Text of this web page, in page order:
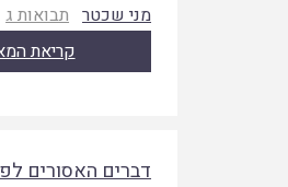
מני שכטר תבואות ג
קריאת
דברים האסורים